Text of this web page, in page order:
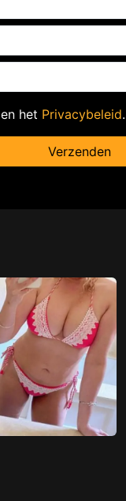
en het Privacybeleid.
Verzenden